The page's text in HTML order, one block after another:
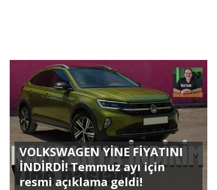
VOLKSWAGEN YİNE FİYATINI
İNDİRDİ! Temmuz ayı için
resmi açıklama geldi!